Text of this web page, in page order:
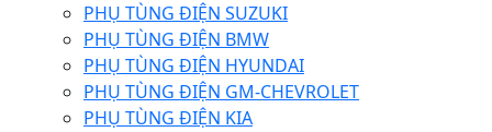
PHỤ TÙNG ĐIỆN SUZUKI
PHỤ TÙNG ĐIỆN BMW
PHỤ TÙNG ĐIỆN HYUNDAI
PHỤ TÙNG ĐIỆN GM-CHEVROLET
PHỤ TÙNG ĐIỆN KIA